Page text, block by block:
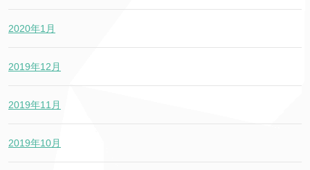
2020年1月
2019年12月
2019年11月
2019年10月